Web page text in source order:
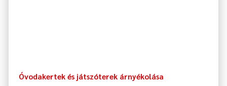
Óvodakertek és játszóterek árnyékolása